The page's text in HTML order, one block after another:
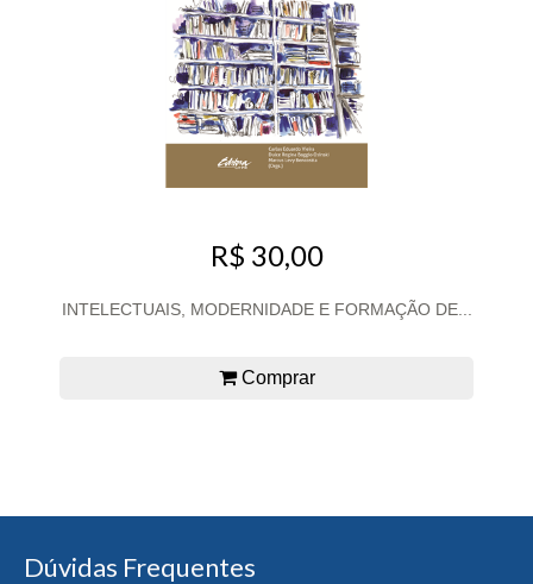
R$ 30,00
INTELECTUAIS, MODERNIDADE E FORMAÇÃO DE...
Comprar
Dúvidas Frequentes